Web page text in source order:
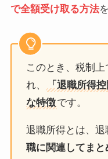
で全額受け取る方法
このとき、税制上
れ、
「退職所得
な特徴です。
退職所得とは、
職に関連してま